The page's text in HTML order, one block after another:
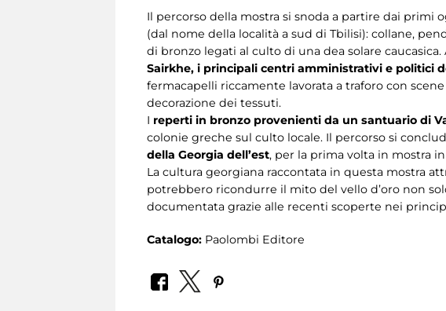
Il percorso della mostra si snoda a partire dai primi
(dal nome della località a sud di Tbilisi): collane,
di bronzo legati al culto di una dea solare
Sairkhe, i principali centri amministrativi e politici
fermacapelli riccamente lavorata a traforo con
decorazione dei tessuti.
I reperti in bronzo provenienti da un santuario di
colonie greche sul culto locale. Il percorso si
della Georgia dell’est, per la prima volta in mostra
La cultura georgiana raccontata in questa mostra
potrebbero ricondurre il mito del vello d’oro non
documentata grazie alle recenti scoperte nei
Catalogo: Paolombi Editore